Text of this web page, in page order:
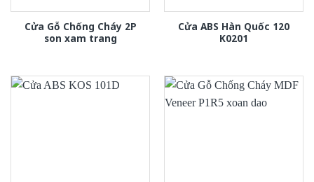
Cửa Gỗ Chống Cháy 2P
son xam trang
Cửa ABS Hàn Quốc 120
K0201